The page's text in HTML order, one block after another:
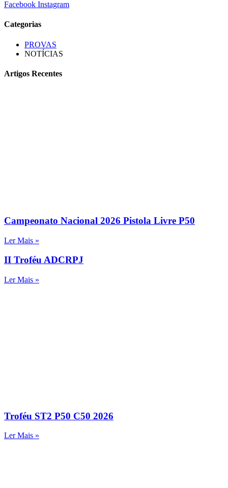
Facebook Instagram
Categorias
PROVAS
NOTÍCIAS
Artigos Recentes
Campeonato Nacional 2026 Pistola Livre P50
Ler Mais »
II Troféu ADCRPJ
Ler Mais »
Troféu ST2 P50 C50 2026
Ler Mais »